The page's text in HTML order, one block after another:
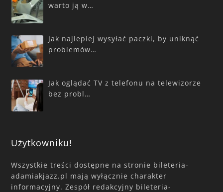
warto ją w…
Jak najlepiej wysyłać paczki, by uniknąć
problemów…
Jak oglądać TV z telefonu na telewizorze
bez probl…
Użytkowniku!
Wszystkie treści dostępne na stronie bileteria-
adamiakjazz.pl mają wyłącznie charakter
informacyjny. Zespół redakcyjny bileteria-